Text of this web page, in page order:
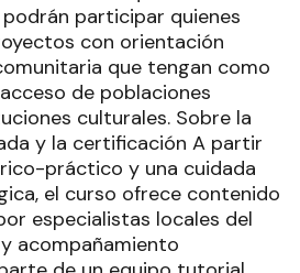
participar quienes
con orientación
que tengan como
de poblaciones
culturales. Sobre la
y la certificación A partir
práctico y una cuidada
el curso ofrece contenido
especialistas locales del
acompañamiento